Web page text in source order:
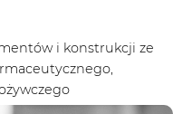
CNC
i konstrukcji ze